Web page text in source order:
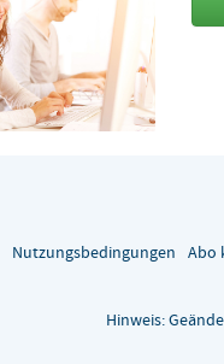
Nutzungsbedingungen Abo
Hinweis: